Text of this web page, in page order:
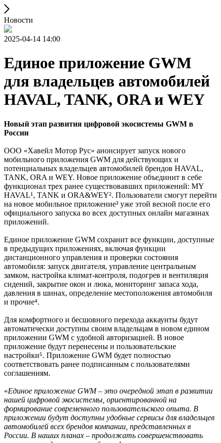
Новости
2025-04-14 14:00
Единое приложение GWM
для владельцев автомобилей
HAVAL, TANK, ORA и WEY
Новый этап развития цифровой экосистемы GWM в
России
ООО «Хавейл Мотор Рус» анонсирует запуск нового
мобильного приложения GWM для действующих и
потенциальных владельцев автомобилей брендов HAVAL,
TANK, ORA и WEY. Новое приложение объединит в себе
функционал трех ранее существовавших приложений: MY
HAVAL¹, TANK и ORA&WEY². Пользователи смогут перейти
на новое мобильное приложение³ уже этой весной после его
официального запуска во всех доступных онлайн магазинах
приложений.
Единое приложение GWM сохранит все функции, доступные
в предыдущих приложениях, включая функции
дистанционного управления и проверки состояния
автомобиля: запуск двигателя, управление центральным
замком, настройка климат-контроля, подогрев и вентиляция
сидений, закрытие окон и люка, мониторинг запаса хода,
давления в шинах, определение местоположения автомобиля
и прочие⁴.
Для комфортного и бесшовного перехода аккаунты будут
автоматически доступны своим владельцам в новом едином
приложении GWM с удобной авторизацией. В новое
приложение будут перенесены и пользовательские
настройки⁵. Приложение GWM будет полностью
соответствовать ранее подписанным с пользователями
соглашениям.
«Единое приложение GWM – это очередной этап в развитии
нашей цифровой экосистемы, ориентированной на
формирование современного пользовательского опыта. В
приложении будут доступны удобные сервисы для владельцев
автомобилей всех брендов компании, представленных в
России. В наших планах – продолжать совершенствовать